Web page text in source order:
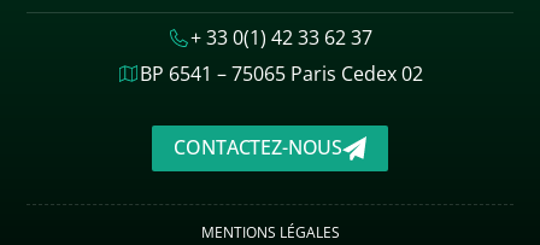
+ 33 0(1) 42 33 62 37
BP 6541 – 75065 Paris Cedex 02
CONTACTEZ-NOUS
MENTIONS LÉGALES